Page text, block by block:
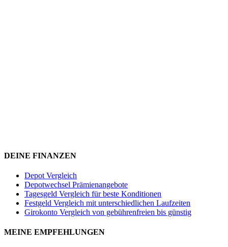
DEINE FINANZEN
Depot Vergleich
Depotwechsel Prämienangebote
Tagesgeld Vergleich für beste Konditionen
Festgeld Vergleich mit unterschiedlichen Laufzeiten
Girokonto Vergleich von gebührenfreien bis günstig
MEINE EMPFEHLUNGEN